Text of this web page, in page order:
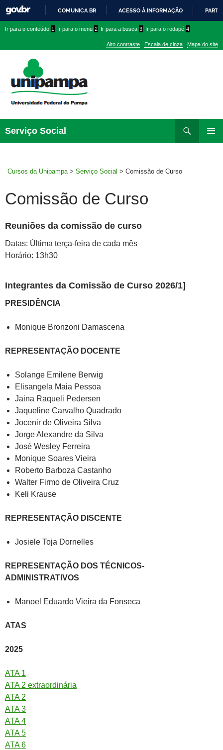
PARA
CONTEÚDO
COMUNICA BR ACESSO À INFORMAÇÃO
conteúdo
menu
superior
menu
Ir para o conteúdo 1 Ir para o menu 2 Ir para a busca 3 Ir para o rodapé 4
Alto contraste Escala de cinza Mapa do site
Serviço Social
Cursos da Unipampa > Serviço Social > Comissão de Curso
Comissão de Curso
Reuniões da comissão de curso
Datas: Última terça-feira de cada mês
Horário: 13h30
Integrantes da Comissão de Curso 2026/1]
PRESIDÊNCIA
Monique Bronzoni Damascena
REPRESENTAÇÃO DOCENTE
Solange Emilene Berwig
Elisangela Maia Pessoa
Jaina Raqueli Pedersen
Jaqueline Carvalho Quadrado
Jocenir de Oliveira Silva
Jorge Alexandre da Silva
José Wesley Ferreira
Monique Soares Vieira
Roberto Barboza Castanho
Walter Firmo de Oliveira Cruz
Keli Krause
REPRESENTAÇÃO DISCENTE
Josiele Toja Dornelles
REPRESENTAÇÃO DOS TÉCNICOS-
ADMINISTRATIVOS
Manoel Eduardo Vieira da Fonseca
ATAS
2025
ATA 1
ATA 2 extraordinária
ATA 2
ATA 3
ATA 4
ATA 5
ATA 6